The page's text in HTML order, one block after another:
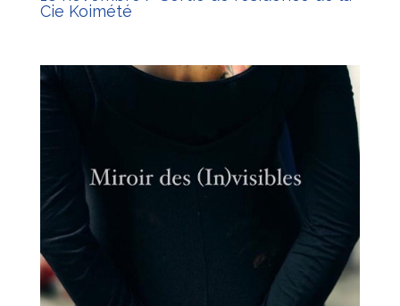
Cie Koimété